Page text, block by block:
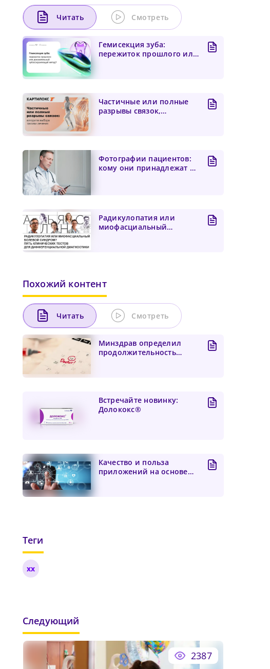
специальный
и
Подробнее
Читать Смотреть
Гемисекция зуба:
пережиток прошлого или
Частичные или полные
разрывы связок,
Фотографии пациентов:
кому они принадлежат и
Радикулопатия или
миофасциальный
Похожий контент
Читать Смотреть
Минздрав определил
продолжительность
Встречайте новинку:
Долококс®
Качество и польза
приложений на основе
Теги
xx
Следующий
2387
за чего
нашего